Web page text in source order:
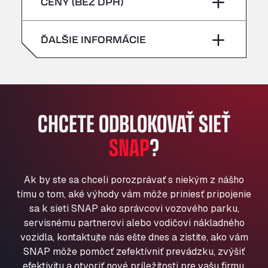
Klaverbladstaat 21, 3560
American Truck Wash
Andamur La Junquera
AP7 Salida 2, C/ Bassegoda, 4, 17700
Andamur Pamplona
Andamur San Roman II
Aut A1 Exit 385, 01207
Anglia Motel
Washway Road, PE12 8LT
Anpol Sp. z o.o.
Ul. Torunska 147, 85884
nedeľa –
nedeľa –
ĎALŠIE INFORMÁCIE
CHCETE ODBLOKOVAŤ SIEŤ
SNAP?
Ak by ste sa chceli porozprávať s niekým z nášho
tímu o tom, aké výhody vám môže priniesť pripojenie
sa k sieti SNAP ako správcovi vozového parku,
servisnému partnerovi alebo vodičovi nákladného
vozidla, kontaktujte nás ešte dnes a zistite, ako vám
SNAP môže pomôcť zefektívniť prevádzku, zvýšiť